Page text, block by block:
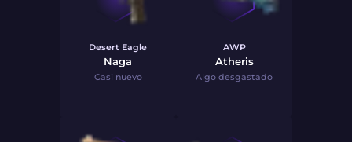
Desert Eagle
Naga
Casi nuevo
AWP
Atheris
Algo desgastado